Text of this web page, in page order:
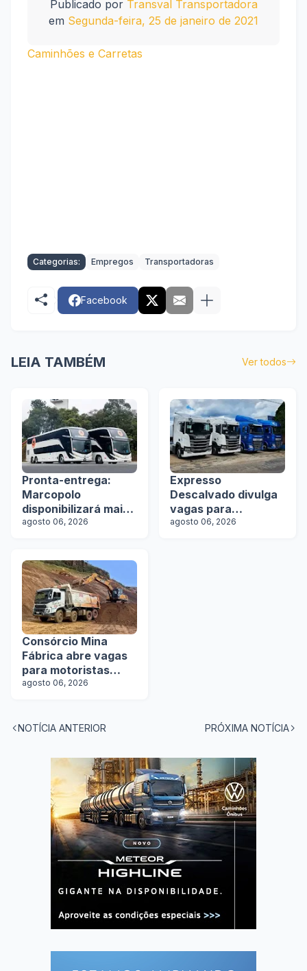
Publicado por Transval Transportadora
em Segunda-feira, 25 de janeiro de 2021
Caminhões e Carretas
Categorias: Empregos Transportadoras
Facebook
LEIA TAMBÉM Ver todos
Pronta-entrega:
Marcopolo
disponibilizará mais
de 100 ônibus para
agosto 06, 2026
Expresso
Descalvado divulga
vagas para
motoristas
agosto 06, 2026
Consórcio Mina
Fábrica abre vagas
para motoristas
categoria D
agosto 06, 2026
NOTÍCIA ANTERIOR PRÓXIMA NOTÍCIA